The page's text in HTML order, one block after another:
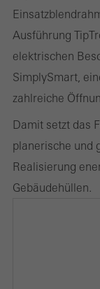
Ausführung
elektrischen
SimplySmart,
zahlreiche
Damit setzt das
planerische und
Realisierung
Gebäudehüllen.
Marketing /
personalisierte
Webseiten hinweg
Drittanbietern
erbringen.